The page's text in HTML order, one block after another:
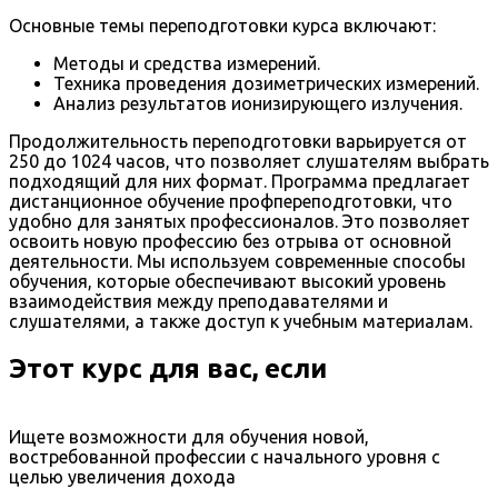
Основные темы переподготовки курса включают:
Методы и средства измерений.
Техника проведения дозиметрических измерений.
Анализ результатов ионизирующего излучения.
Продолжительность переподготовки варьируется от
250 до 1024 часов, что позволяет слушателям выбрать
подходящий для них формат. Программа предлагает
дистанционное обучение профпереподготовки, что
удобно для занятых профессионалов. Это позволяет
освоить новую профессию без отрыва от основной
деятельности. Мы используем современные способы
обучения, которые обеспечивают высокий уровень
взаимодействия между преподавателями и
слушателями, а также доступ к учебным материалам.
Этот курс для вас, если
Ищете возможности для обучения новой,
востребованной профессии с начального уровня с
целью увеличения дохода